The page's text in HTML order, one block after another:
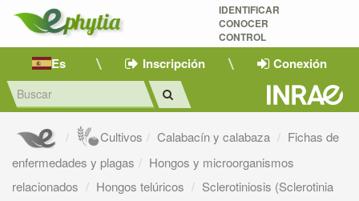
IDENTIFICAR
CONOCER
CONTROL
Es Inscripción Conexión
Cultivos Calabacín y calabaza
Fichas de
enfermedades y plagas
Hongos y microorganismos
relacionados
Hongos telúricos
Sclerotiniosis (Sclerotinia